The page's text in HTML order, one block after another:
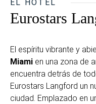
EL HOTEL
Eurostars
El espíritu vibrante y
Miami en una zona de
encuentra detrás de
Eurostars Langford un
ciudad. Emplazado en